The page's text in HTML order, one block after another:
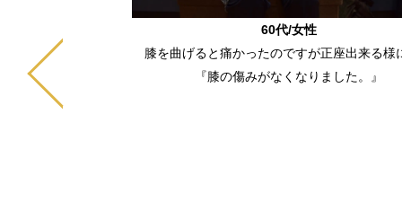
腰の痛みが噓のよう
も悪い部分を補うた
のでそこが気にいっ
60代/女性
膝を曲げると痛かったのですが正座出来る様
『膝の傷みがなくなりました。』